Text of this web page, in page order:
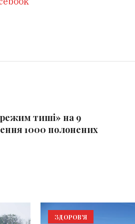
тиші» на 9
1000 полонених
ЗДОРОВ'Я